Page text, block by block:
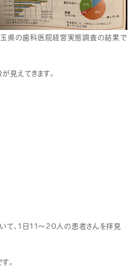
県の歯科医院経営実態調査の結果で
見えてきます。
て、1日11〜20人の患者さんを拝見
。